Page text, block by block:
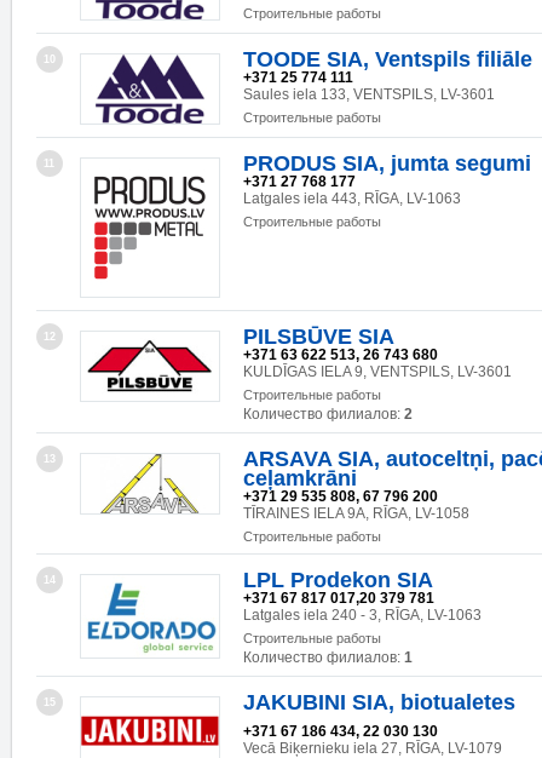
Строительные работы
10 TOODE SIA, Ventspils filiāle
+371 25 774 111
Saules iela 133, VENTSPILS, LV-3601
Строительные работы
11 PRODUS SIA, jumta segumi
+371 27 768 177
Latgales iela 443, RĪGA, LV-1063
Строительные работы
12 PILSBŪVE SIA
+371 63 622 513, 26 743 680
KULDĪGAS IELA 9, VENTSPILS, LV-3601
Строительные работы
Количество филиалов: 2
13
ARSAVA SIA, autoceltņi,
ceļamkrāni
+371 29 535 808, 67 796 200
TĪRAINES IELA 9A, RĪGA, LV-1058
Строительные работы
14 LPL Prodekon SIA
+371 67 817 017,20 379 781
Latgales iela 240 - 3, RĪGA, LV-1063
Строительные работы
Количество филиалов: 1
15 JAKUBINI SIA, biotualetes
+371 67 186 434, 22 030 130
Vecā Biķernieku iela 27, RĪGA, LV-1079